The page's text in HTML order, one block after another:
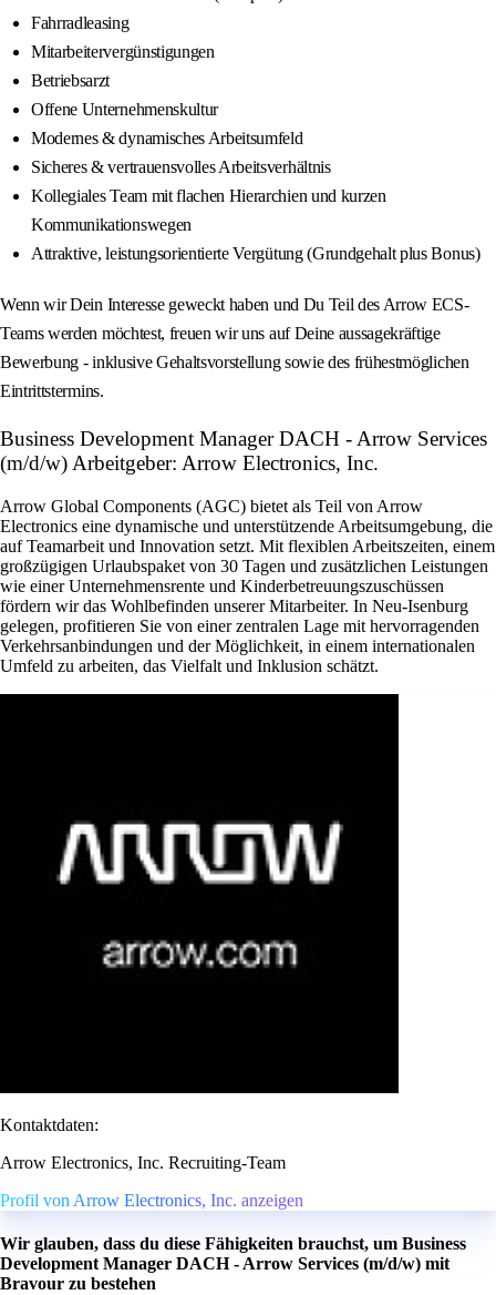
Fahrradleasing
Mitarbeitervergünstigungen
Betriebsarzt
Offene Unternehmenskultur
Modernes & dynamisches Arbeitsumfeld
Sicheres & vertrauensvolles Arbeitsverhältnis
Kollegiales Team mit flachen Hierarchien und kurzen
Kommunikationswegen
Attraktive, leistungsorientierte Vergütung (Grundgehalt plus Bonus)
Wenn wir Dein Interesse geweckt haben und Du Teil des Arrow ECS-
Teams werden möchtest, freuen wir uns auf Deine aussagekräftige
Bewerbung - inklusive Gehaltsvorstellung sowie des frühestmöglichen
Eintrittstermins.
Business Development Manager DACH - Arrow Services
(m/d/w) Arbeitgeber: Arrow Electronics, Inc.
Arrow Global Components (AGC) bietet als Teil von Arrow
Electronics eine dynamische und unterstützende Arbeitsumgebung, die
auf Teamarbeit und Innovation setzt. Mit flexiblen Arbeitszeiten, einem
großzügigen Urlaubspaket von 30 Tagen und zusätzlichen Leistungen
wie einer Unternehmensrente und Kinderbetreuungszuschüssen
fördern wir das Wohlbefinden unserer Mitarbeiter. In Neu-Isenburg
gelegen, profitieren Sie von einer zentralen Lage mit hervorragenden
Verkehrsanbindungen und der Möglichkeit, in einem internationalen
Umfeld zu arbeiten, das Vielfalt und Inklusion schätzt.
Kontaktdaten:
Arrow Electronics, Inc. Recruiting-Team
Profil von Arrow Electronics, Inc. anzeigen
Wir glauben, dass du diese Fähigkeiten brauchst, um Business
Development Manager DACH - Arrow Services (m/d/w) mit
Bravour zu bestehen